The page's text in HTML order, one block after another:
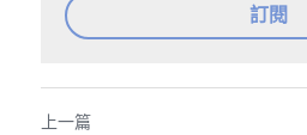
訂閱
上一篇